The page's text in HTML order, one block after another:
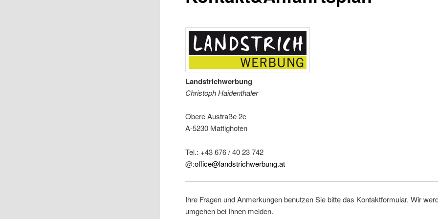
Landstrichwerbung
Christoph Haidenthaler
Obere Austraße 2c
A-5230 Mattighofen
Tel.: +43 676 / 40 23 742
@:office@landstrichwerbung.at
Ihre Fragen und Anmerkungen benutzen Sie bitte das Kontaktformular. Wir
umgehen bei Ihnen melden.